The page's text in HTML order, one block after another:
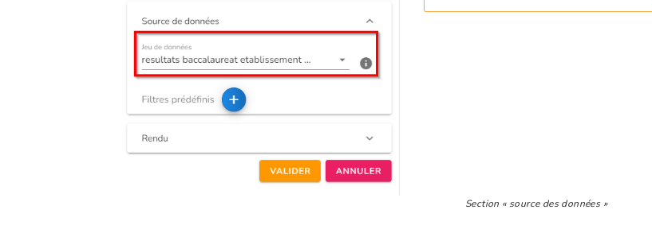
Section « source des données »